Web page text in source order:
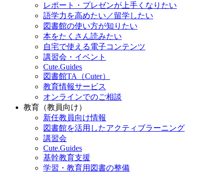
レポート・プレゼンが上手くなりたい
語学力を高めたい／留学したい
図書館の使い方が知りたい
本をたくさん読みたい
自宅で使える電子コンテンツ
講習会・イベント
Cute.Guides
図書館TA（Cuter）
教育情報サービス
オンラインでのご相談
教育（教員向け）
新任教員向け情報
図書館を活用したアクティブラーニング
講習会
Cute.Guides
基幹教育支援
学習・教育用図書の整備